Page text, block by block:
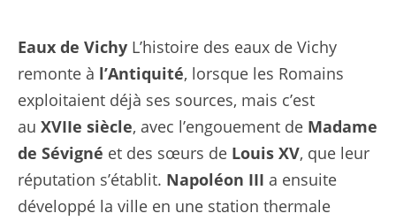
Eaux de Vichy L’histoire des eaux de Vichy
remonte à l’Antiquité, lorsque les Romains
exploitaient déjà ses sources, mais c’est
au XVIIe siècle, avec l’engouement de Madame
de Sévigné et des sœurs de Louis XV, que leur
réputation s’établit. Napoléon III a ensuite
développé la ville en une station thermale